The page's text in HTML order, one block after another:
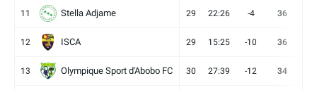
11 Stella Adjame 29 22:26 -4 36
12 ISCA 29 15:25 -10 36
13 Olympique Sport d'Abobo FC 30 27:39 -12 34